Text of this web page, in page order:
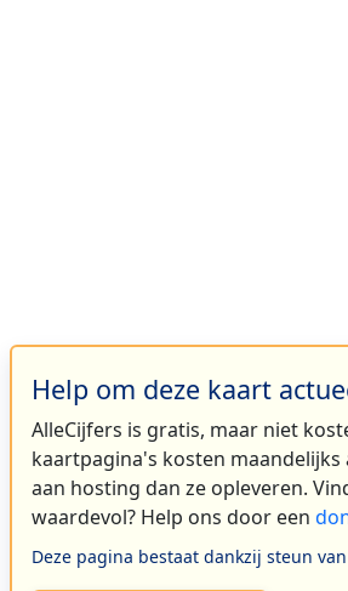
Help om deze kaart
AlleCijfers is gratis, maar niet
kaartpagina's kosten maandelijks
aan hosting dan ze opleveren.
waardevol? Help ons door een
Deze pagina bestaat dankzij steun